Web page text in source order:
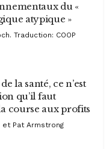
du «
atypique »
Traduction: COOP
la santé, ce n’est
qu’il faut
course aux profits
et Pat Armstrong